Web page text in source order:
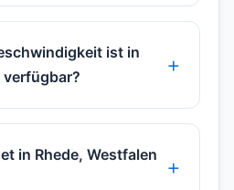
ist in
verfügbar?
in Rhede, Westfalen